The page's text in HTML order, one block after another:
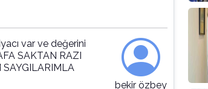
var ve değerini
SAKTAN RAZI
bekir özbey